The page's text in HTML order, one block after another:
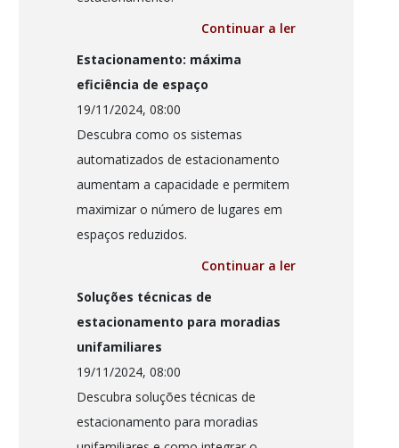
Continuar a ler
Estacionamento: máxima
eficiência de espaço
19/11/2024, 08:00
Descubra como os sistemas
automatizados de estacionamento
aumentam a capacidade e permitem
maximizar o número de lugares em
espaços reduzidos.
Continuar a ler
Soluções técnicas de
estacionamento para moradias
unifamiliares
19/11/2024, 08:00
Descubra soluções técnicas de
estacionamento para moradias